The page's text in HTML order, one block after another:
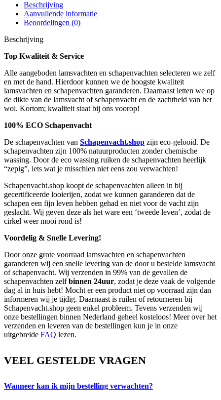
Beschrijving
Aanvullende informatie
Beoordelingen (0)
Beschrijving
Top Kwaliteit & Service
Alle aangeboden lamsvachten en schapenvachten selecteren we zelf
en met de hand. Hierdoor kunnen we de hoogste kwaliteit
lamsvachten en schapenvachten garanderen. Daarnaast letten we op
de dikte van de lamsvacht of schapenvacht en de zachtheid van het
wol. Kortom; kwaliteit staat bij ons voorop!
100% ECO Schapenvacht
De schapenvachten van Schapenvacht.shop zijn eco-gelooid. De
schapenvachten zijn 100% natuurproducten zonder chemische
wassing. Door de eco wassing ruiken de schapenvachten heerlijk
“zepig”, iets wat je misschien niet eens zou verwachten!
Schapenvacht.shop koopt de schapenvachten alleen in bij
gecertificeerde looierijen, zodat we kunnen garanderen dat de
schapen een fijn leven hebben gehad en niet voor de vacht zijn
geslacht. Wij geven deze als het ware een ‘tweede leven’, zodat de
cirkel weer mooi rond is!
Voordelig & Snelle Levering!
Door onze grote voorraad lamsvachten en schapenvachten
garanderen wij een snelle levering van de door u bestelde lamsvacht
of schapenvacht. Wij verzenden in 99% van de gevallen de
schapenvachten zelfbinnen 24uur, zodat je deze vaak de volgende
dag al in huis hebt! Mocht er een product niet op voorraad zijn dan
informeren wij je tijdig. Daarnaast is ruilen of retourneren bij
Schapenvacht.shop geen enkel probleem. Tevens verzenden wij
onze bestellingen binnen Nederland geheel kosteloos! Meer over het
verzenden en leveren van de bestellingen kun je in onze
uitgebreide FAQ lezen.
VEEL GESTELDE VRAGEN
Wanneer kan ik mijn bestelling verwachten?